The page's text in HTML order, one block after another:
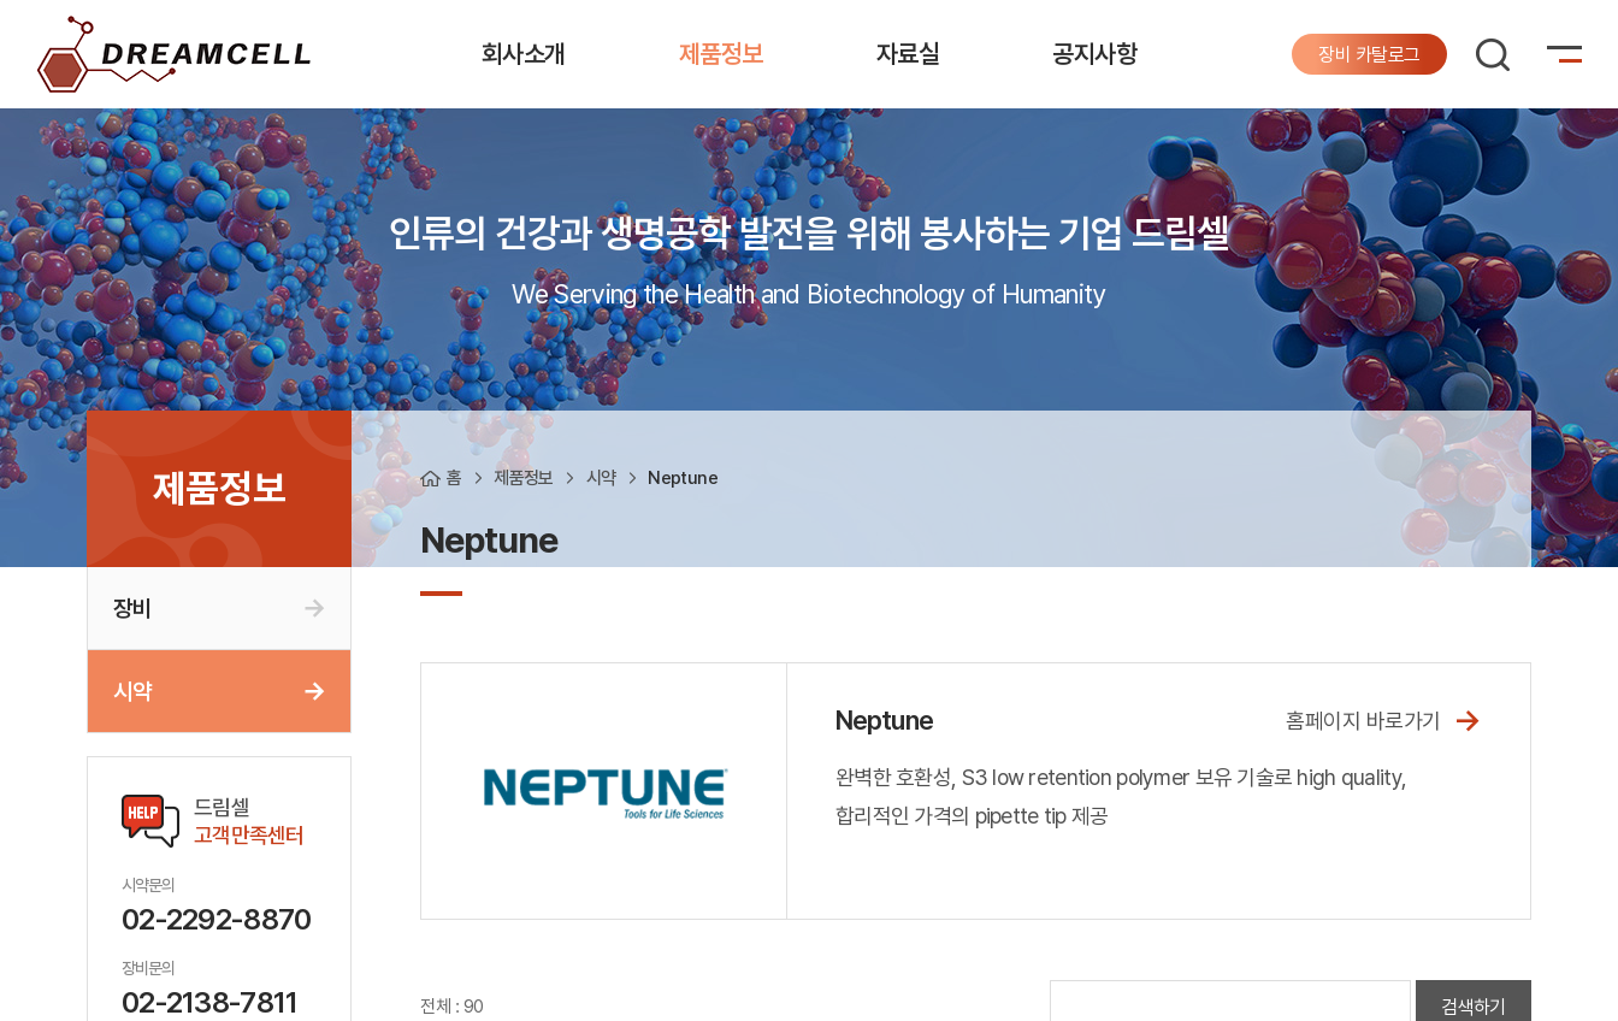
회사소개 제품정보 자료실 공지사항 장비 카탈로그
인류의 건강과 생명공학 발전을 위해 봉사하는 기업 드림셀
We Serving the Health and Biotechnology of Humanity
제품정보
장비
시약
드림셀
고객만족센터
시약문의
02-2292-8870
장비문의
02-2138-7811
홈 제품정보 시약 Neptune
Neptune
Neptune
완벽한 호환성, S3 low retention polymer 보유 기술로 high quality,
합리적인 가격의 pipette tip 제공
홈페이지 바로가기 →
전체 : 90 검색하기